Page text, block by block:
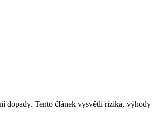
dopady. Tento článek vysvětlí rizika, výhody